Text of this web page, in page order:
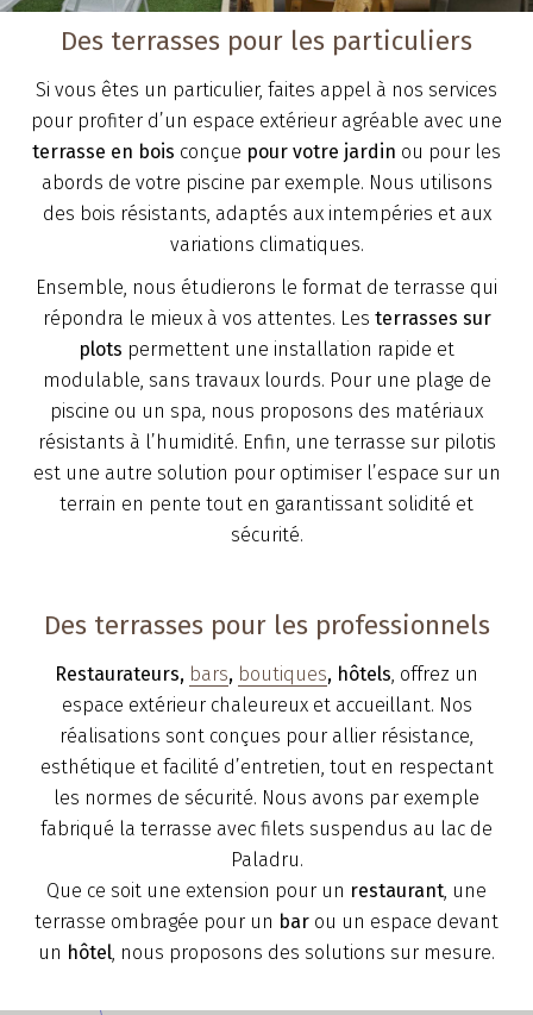
Des terrasses pour les particuliers
Si vous êtes un particulier, faites appel à nos services
pour profiter d’un espace extérieur agréable avec une
terrasse en bois conçue pour votre jardin ou pour les
abords de votre piscine par exemple. Nous utilisons
des bois résistants, adaptés aux intempéries et aux
variations climatiques.
Ensemble, nous étudierons le format de terrasse qui
répondra le mieux à vos attentes. Les terrasses sur
plots permettent une installation rapide et
modulable, sans travaux lourds. Pour une plage de
piscine ou un spa, nous proposons des matériaux
résistants à l’humidité. Enfin, une terrasse sur pilotis
est une autre solution pour optimiser l’espace sur un
terrain en pente tout en garantissant solidité et
sécurité.
Des terrasses pour les professionnels
Restaurateurs, bars, boutiques, hôtels, offrez un
espace extérieur chaleureux et accueillant. Nos
réalisations sont conçues pour allier résistance,
esthétique et facilité d’entretien, tout en respectant
les normes de sécurité. Nous avons par exemple
fabriqué la terrasse avec filets suspendus au lac de
Paladru.
Que ce soit une extension pour un restaurant, une
terrasse ombragée pour un bar ou un espace devant
un hôtel, nous proposons des solutions sur mesure.